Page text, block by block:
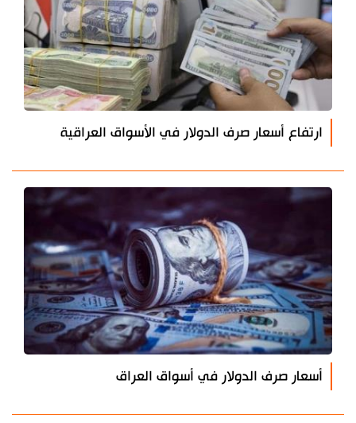
ارتفاع أسعار صرف الدولار في الأسواق العراقية
أسعار صرف الدولار في أسواق العراق